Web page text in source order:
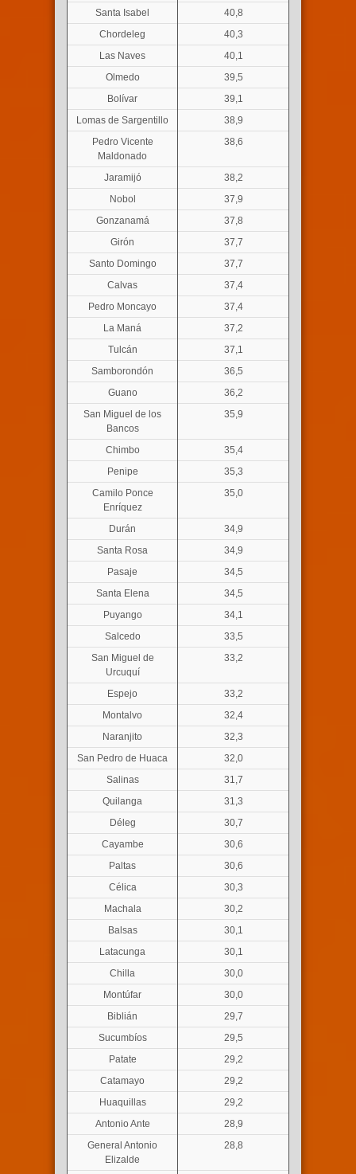
Santa Isabel
40,8
Chordeleg
40,3
Las Naves
40,1
Olmedo
39,5
Bolívar
39,1
Lomas de Sargentillo
38,9
Pedro Vicente
Maldonado
38,6
Jaramijó
38,2
Nobol
37,9
Gonzanamá
37,8
Girón
37,7
Santo Domingo
37,7
Calvas
37,4
Pedro Moncayo
37,4
La Maná
37,2
Tulcán
37,1
Samborondón
36,5
Guano
36,2
San Miguel de los
Bancos
35,9
Chimbo
35,4
Penipe
35,3
Camilo Ponce
Enríquez
35,0
Durán
34,9
Santa Rosa
34,9
Pasaje
34,5
Santa Elena
34,5
Puyango
34,1
Salcedo
33,5
San Miguel de
Urcuquí
33,2
Espejo
33,2
Montalvo
32,4
Naranjito
32,3
San Pedro de Huaca
32,0
Salinas
31,7
Quilanga
31,3
Déleg
30,7
Cayambe
30,6
Paltas
30,6
Célica
30,3
Machala
30,2
Balsas
30,1
Latacunga
30,1
Chilla
30,0
Montúfar
30,0
Biblián
29,7
Sucumbíos
29,5
Patate
29,2
Catamayo
29,2
Huaquillas
29,2
Antonio Ante
28,9
General Antonio
Elizalde
28,8